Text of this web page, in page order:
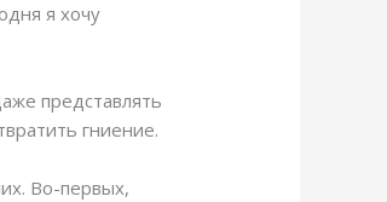
я хочу
представлять
гниение.
Во-первых,